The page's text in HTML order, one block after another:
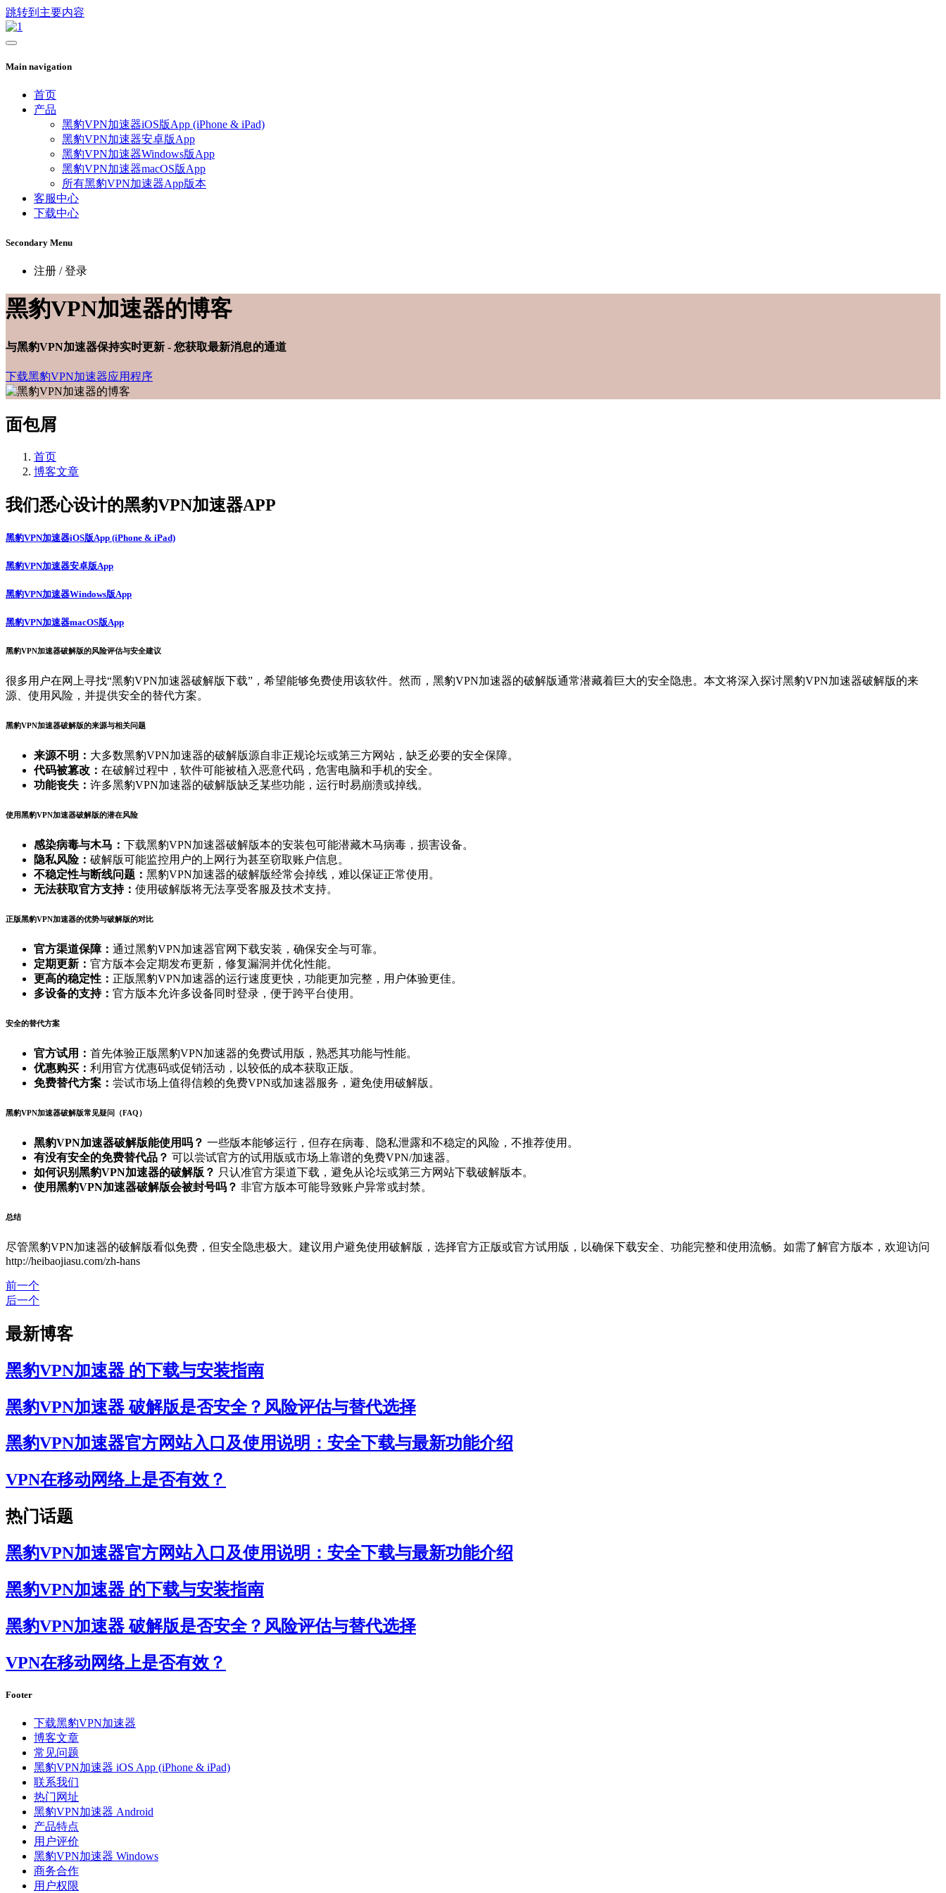
跳转到主要内容
Main navigation
首页
产品
黑豹VPN加速器iOS版App (iPhone & iPad)
黑豹VPN加速器安卓版App
黑豹VPN加速器Windows版App
黑豹VPN加速器macOS版App
所有黑豹VPN加速器App版本
客服中心
下载中心
Secondary Menu
注册 / 登录
黑豹VPN加速器的博客
与黑豹VPN加速器保持实时更新 - 您获取最新消息的通道
下载黑豹VPN加速器应用程序
面包屑
首页
博客文章
我们悉心设计的黑豹VPN加速器APP
黑豹VPN加速器iOS版App (iPhone & iPad)
黑豹VPN加速器安卓版App
黑豹VPN加速器Windows版App
黑豹VPN加速器macOS版App
黑豹VPN加速器破解版的风险评估与安全建议
很多用户在网上寻找“黑豹VPN加速器破解版下载”，希望能够免费使用该软件。然而，黑豹VPN加速器的破解版通常潜藏着巨大的安全隐患。本文将深入探讨黑豹VPN加速器破解版的来
源、使用风险，并提供安全的替代方案。
黑豹VPN加速器破解版的来源与相关问题
来源不明： 大多数黑豹VPN加速器的破解版源自非正规论坛或第三方网站，缺乏必要的安全保障。
代码被篡改： 在破解过程中，软件可能被植入恶意代码，危害电脑和手机的安全。
功能丧失： 许多黑豹VPN加速器的破解版缺乏某些功能，运行时易崩溃或掉线。
使用黑豹VPN加速器破解版的潜在风险
感染病毒与木马： 下载黑豹VPN加速器破解版本的安装包可能潜藏木马病毒，损害设备。
隐私风险： 破解版可能监控用户的上网行为甚至窃取账户信息。
不稳定性与断线问题： 黑豹VPN加速器的破解版经常会掉线，难以保证正常使用。
无法获取官方支持： 使用破解版将无法享受客服及技术支持。
正版黑豹VPN加速器的优势与破解版的对比
官方渠道保障： 通过黑豹VPN加速器官网下载安装，确保安全与可靠。
定期更新： 官方版本会定期发布更新，修复漏洞并优化性能。
更高的稳定性： 正版黑豹VPN加速器的运行速度更快，功能更加完整，用户体验更佳。
多设备的支持： 官方版本允许多设备同时登录，便于跨平台使用。
安全的替代方案
官方试用： 首先体验正版黑豹VPN加速器的免费试用版，熟悉其功能与性能。
优惠购买： 利用官方优惠码或促销活动，以较低的成本获取正版。
免费替代方案： 尝试市场上值得信赖的免费VPN或加速器服务，避免使用破解版。
黑豹VPN加速器破解版常见疑问（FAQ）
黑豹VPN加速器破解版能使用吗？ 一些版本能够运行，但存在病毒、隐私泄露和不稳定的风险，不推荐使用。
有没有安全的免费替代品？ 可以尝试官方的试用版或市场上靠谱的免费VPN/加速器。
如何识别黑豹VPN加速器的破解版？ 只认准官方渠道下载，避免从论坛或第三方网站下载破解版本。
使用黑豹VPN加速器破解版会被封号吗？ 非官方版本可能导致账户异常或封禁。
总结
尽管黑豹VPN加速器的破解版看似免费，但安全隐患极大。建议用户避免使用破解版，选择官方正版或官方试用版，以确保下载安全、功能完整和使用流畅。如需了解官方版本，欢迎访问
http://heibaojiasu.com/zh-hans
前一个
后一个
最新博客
黑豹VPN加速器 的下载与安装指南
黑豹VPN加速器 破解版是否安全？风险评估与替代选择
黑豹VPN加速器官方网站入口及使用说明：安全下载与最新功能介绍
VPN在移动网络上是否有效？
热门话题
黑豹VPN加速器官方网站入口及使用说明：安全下载与最新功能介绍
黑豹VPN加速器 的下载与安装指南
黑豹VPN加速器 破解版是否安全？风险评估与替代选择
VPN在移动网络上是否有效？
Footer
下载黑豹VPN加速器
博客文章
常见问题
黑豹VPN加速器 iOS App (iPhone & iPad)
联系我们
热门网址
黑豹VPN加速器 Android
产品特点
用户评价
黑豹VPN加速器 Windows
商务合作
用户权限